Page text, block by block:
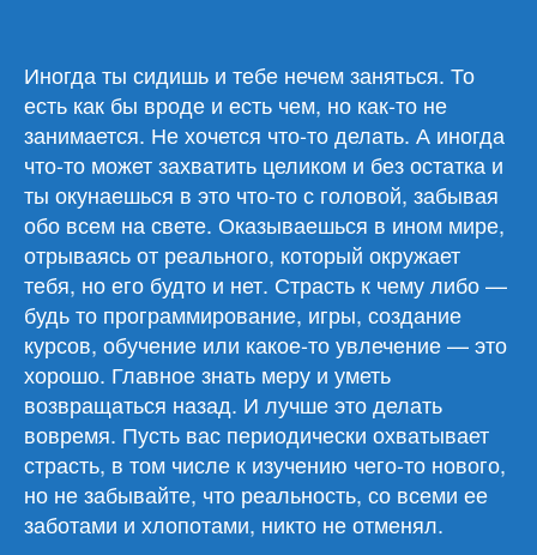
27.11.24
Иногда ты сидишь и тебе нечем заняться. То
есть как бы вроде и есть чем, но как-то не
занимается. Не хочется что-то делать. А иногда
что-то может захватить целиком и без остатка и
ты окунаешься в это что-то с головой, забывая
обо всем на свете. Оказываешься в ином мире,
отрываясь от реального, который окружает
тебя, но его будто и нет. Страсть к чему либо —
будь то программирование, игры, создание
курсов, обучение или какое-то увлечение — это
хорошо. Главное знать меру и уметь
возвращаться назад. И лучше это делать
вовремя. Пусть вас периодически охватывает
страсть, в том числе к изучению чего-то нового,
но не забывайте, что реальность, со всеми ее
заботами и хлопотами, никто не отменял.